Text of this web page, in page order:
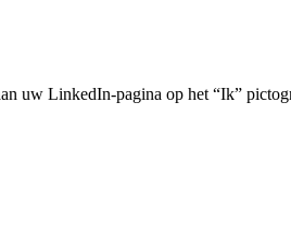
uw LinkedIn-pagina op het “Ik”